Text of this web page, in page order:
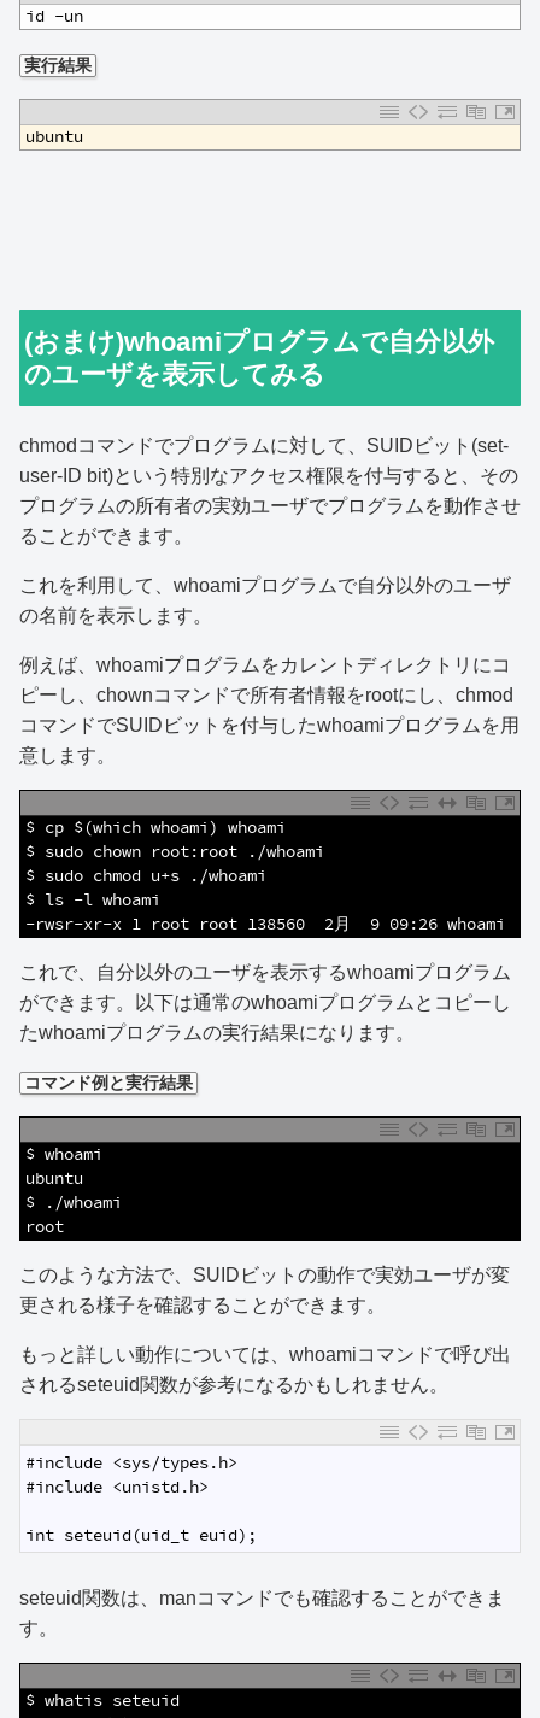
id -un
実行結果
ubuntu
(おまけ)whoamiプログラムで自分以外
のユーザを表示してみる
chmodコマンドでプログラムに対して、SUIDビット(set-
user-ID bit)という特別なアクセス権限を付与すると、その
プログラムの所有者の実効ユーザでプログラムを動作させ
ることができます。
これを利用して、whoamiプログラムで自分以外のユーザ
の名前を表示します。
例えば、whoamiプログラムをカレントディレクトリにコ
ピーし、chownコマンドで所有者情報をrootにし、chmod
コマンドでSUIDビットを付与したwhoamiプログラムを用
意します。
$ cp $(which whoami) whoami
$ sudo chown root:root ./whoami
$ sudo chmod u+s ./whoami
$ ls -l whoami
-rwsr-xr-x 1 root root 138560  2月  9 09:26 whoami
これで、自分以外のユーザを表示するwhoamiプログラム
ができます。以下は通常のwhoamiプログラムとコピーし
たwhoamiプログラムの実行結果になります。
コマンド例と実行結果
$ whoami
ubuntu
$ ./whoami
root
このような方法で、SUIDビットの動作で実効ユーザが変
更される様子を確認することができます。
もっと詳しい動作については、whoamiコマンドで呼び出
されるseteuid関数が参考になるかもしれません。
#include <sys/types.h>
#include <unistd.h>
int seteuid(uid_t euid);
seteuid関数は、manコマンドでも確認することができま
す。
$ whatis seteuid